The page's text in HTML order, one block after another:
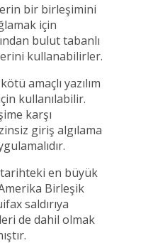
bir birleşimini
için
bulut tabanlı
kullanabilirler.
amaçlı yazılım
kullanılabilir.
karşı
giriş algılama
tarihteki en büyük
Birleşik
saldırıya
de dahil olmak